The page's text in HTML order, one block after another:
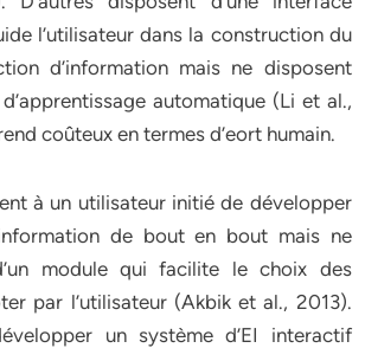
l’utilisateur dans la construction du
d’information mais ne disposent
automatique (Li et al.,
coûteux en termes d’eort humain.
à un utilisateur initié de développer
de bout en bout mais ne
module qui facilite le choix des
par l’utilisateur (Akbik et al., 2013).
un système d’EI interactif